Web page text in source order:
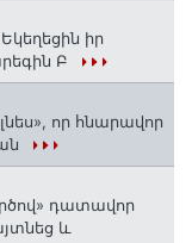
իր
Բ
որ հնարավոր
դատավոր
և